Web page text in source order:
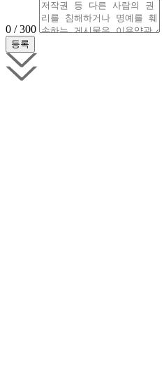
0 / 300